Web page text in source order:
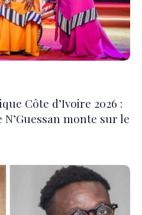
Côte d’Ivoire 2026 :
monte sur le